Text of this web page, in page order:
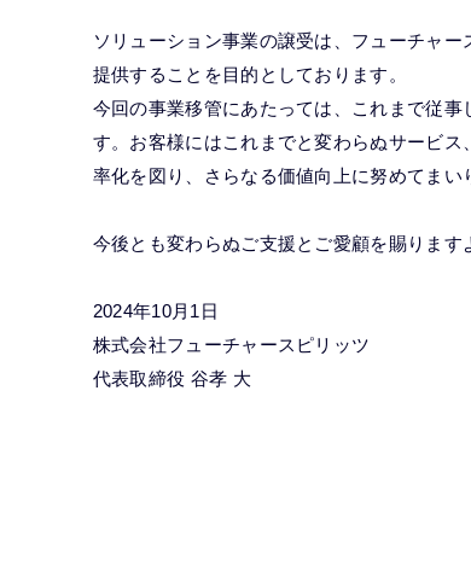
ソリューション事業の譲受は、フューチャ
提供することを目的としております。
今回の事業移管にあたっては、これまで従
す。お客様にはこれまでと変わらぬサービ
率化を図り、さらなる価値向上に努めてまい
今後とも変わらぬご支援とご愛顧を賜ります
2024年10月1日
株式会社フューチャースピリッツ
代表取締役 谷孝 大